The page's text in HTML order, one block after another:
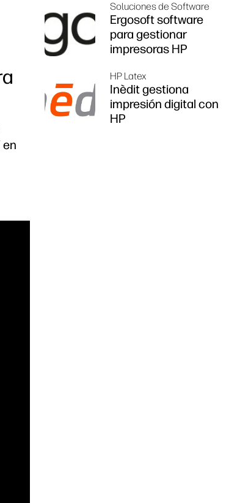
en
Soluciones de Software
Ergosoft software
para gestionar
impresoras HP
HP Latex
Inèdit gestiona
impresión digital con
HP